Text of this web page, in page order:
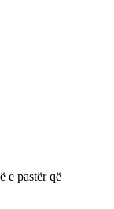
e pastër që